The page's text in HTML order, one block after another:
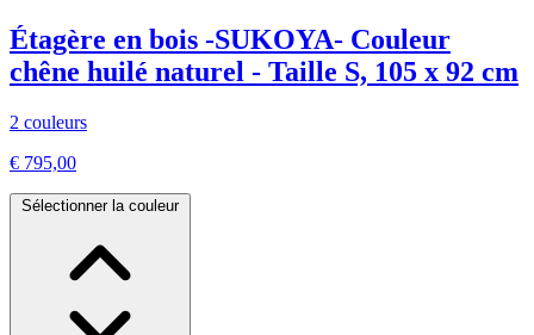
Étagère en bois -SUKOYA- Couleur
chêne huilé naturel - Taille S, 105 x 92 cm
2 couleurs
€ 795,00
Sélectionner la couleur